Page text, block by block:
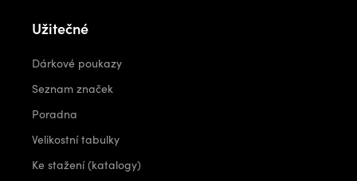
Užitečné
Dárkové poukazy
Seznam značek
Poradna
Velikostní tabulky
Ke stažení (katalogy)